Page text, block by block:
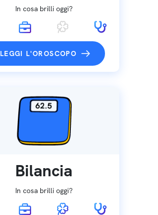
In cosa brilli oggi?
LEGGI L'OROSCOPO
Bilancia
In cosa brilli oggi?